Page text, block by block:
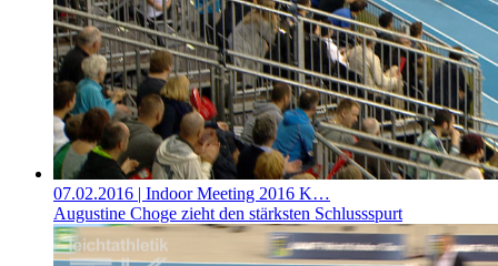
07.02.2016 | Indoor Meeting 2016 K…
Augustine Choge zieht den stärksten Schlussspurt